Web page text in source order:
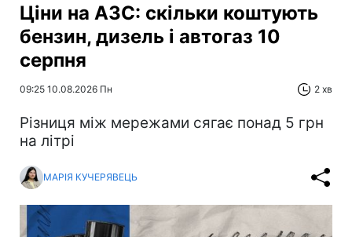
Ціни на АЗС: скільки коштують
бензин, дизель і автогаз 10
серпня
09:25 10.08.2026 Пн 2 хв
Різниця між мережами сягає понад 5 грн
на літрі
МАРІЯ КУЧЕРЯВЕЦЬ